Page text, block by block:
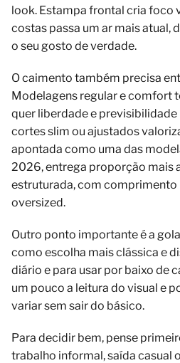
look. Estampa frontal cria foco
costas passa um ar mais atual,
o seu gosto de verdade.
O caimento também precisa
Modelagens regular e comfort
quer liberdade e previsibilidade
cortes slim ou ajustados
apontada como uma das
2026, entrega proporção mais
estruturada, com comprimento
oversized.
Outro ponto importante é a
como escolha mais clássica e
diário e para usar por baixo de
um pouco a leitura do visual e
variar sem sair do básico.
Para decidir bem, pense
trabalho informal, saída casual